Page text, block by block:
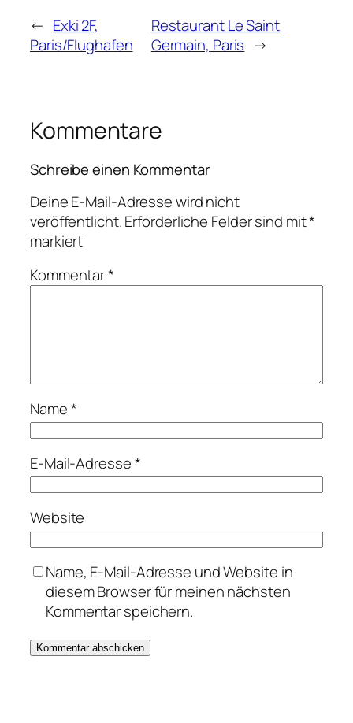
← Exki 2F,
Paris/Flughafen
Restaurant Le Saint
Germain, Paris →
Kommentare
Schreibe einen Kommentar
Deine E-Mail-Adresse wird nicht
veröffentlicht.Erforderliche Felder sind mit*
markiert
Kommentar*
Name*
E-Mail-Adresse*
Website
Name, E-Mail-Adresse und Website in
diesem Browser für meinen nächsten
Kommentar speichern.